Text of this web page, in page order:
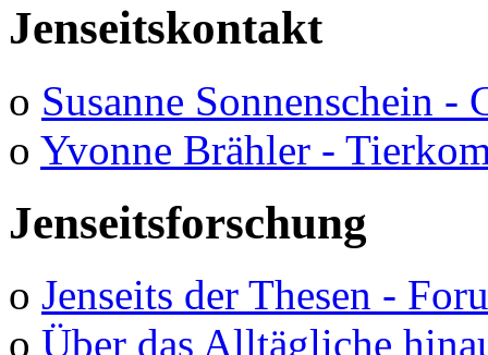
Jenseitskontakt
o Susanne Sonnenschein -
o Yvonne Brähler -
Jenseitsforschung
o Jenseits der Thesen -
o Über das Alltägliche